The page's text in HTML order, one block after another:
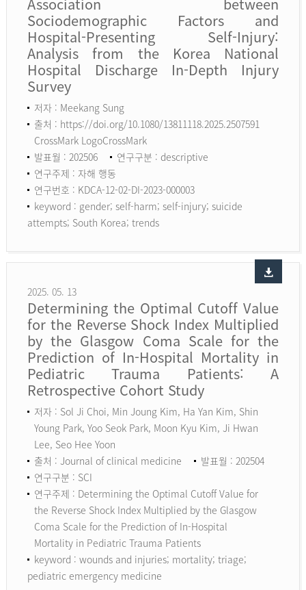
Sociodemographic Factors and
Hospital-Presenting Self-Injury:
Analysis from the Korea National
Hospital Discharge In-Depth Injury
Survey
저자 : Meekang Sung
출처 : https://doi.org/10.1080/13811118.2025.2507591
CrossMark LogoCrossMark
발표월 : 202506
연구구분 : descriptive
연구주제 : 자해 행동
연구번호 : KDCA-12-02-DI-2023-000003
keyword : gender; self-harm; self-injury; suicide
attempts; South Korea; trends
2025. 05. 13
Determining the Optimal Cutoff Value
for the Reverse Shock Index Multiplied
by the Glasgow Coma Scale for the
Prediction of In-Hospital Mortality in
Pediatric Trauma Patients: A
Retrospective Cohort Study
저자 : Sol Ji Choi, Min Joung Kim, Ha Yan Kim, Shin
Young Park, Yoo Seok Park, Moon Kyu Kim, Ji Hwan
Lee, Seo Hee Yoon
출처 : Journal of clinical medicine
발표월 : 202504
연구구분 : SCI
연구주제 : Determining the Optimal Cutoff Value for
the Reverse Shock Index Multiplied by the Glasgow
Coma Scale for the Prediction of In-Hospital
Mortality in Pediatric Trauma Patients
keyword : wounds and injuries; mortality; triage;
pediatric emergency medicine